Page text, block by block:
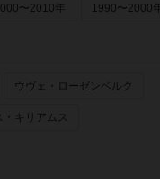
〜2010年 1990〜2000年
ウヴェ・ローゼンベルク
・キリアムス